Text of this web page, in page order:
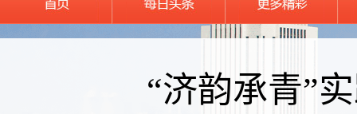
“济韵承青”